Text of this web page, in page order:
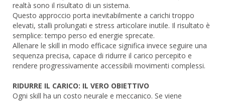
realtà sono il risultato di un sistema.
Questo approccio porta inevitabilmente a carichi troppo
elevati, stalli prolungati e stress articolare inutile. Il risultato è
semplice: tempo perso ed energie sprecate.
Allenare le skill in modo efficace significa invece seguire una
sequenza precisa, capace di ridurre il carico percepito e
rendere progressivamente accessibili movimenti complessi.
RIDURRE IL CARICO: IL VERO OBIETTIVO
Ogni skill ha un costo neurale e meccanico. Se viene